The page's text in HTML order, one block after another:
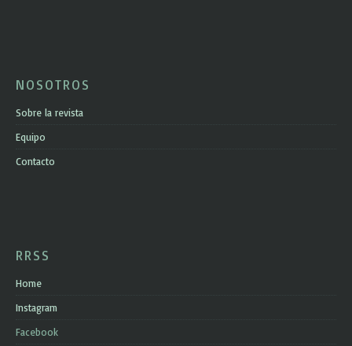
NOSOTROS
Sobre la revista
Equipo
Contacto
RRSS
Home
Instagram
Facebook